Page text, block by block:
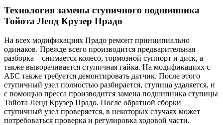
Технология замены ступичного подшипника
Тойота Ленд Крузер Прадо
На всех модификациях Прадо ремонт принципиально
одинаков. Прежде всего производится предварительная
разборка – снимается колесо, тормозной суппорт и диск, а
также выворачивается ступичная гайка. На модификациях с
АБС также требуется демонтировать датчик. После этого
ступичный узел полностью разбирается, ступица удаляется, и
с помощью пресса производится замена подшипника ступицы
Тойота Ленд Крузер Прадо. После обратной сборки
ступичный узел проверяется, в некоторых случаях может
потребоваться проверка и регулировка ходовой части.